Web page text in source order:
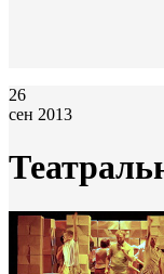
26
сен 2013